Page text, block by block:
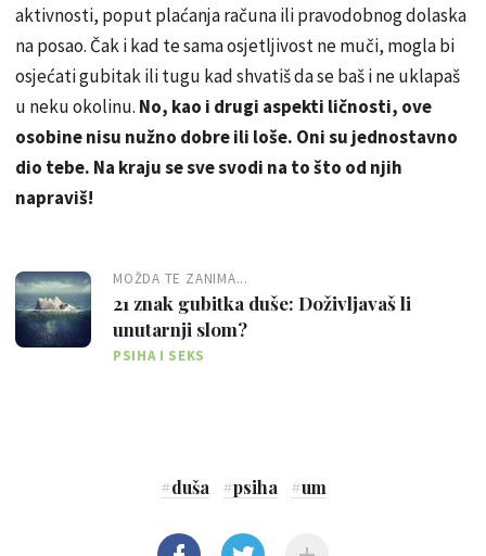
aktivnosti, poput plaćanja računa ili pravodobnog dolaska
na posao. Čak i kad te sama osjetljivost ne muči, mogla bi
osjećati gubitak ili tugu kad shvatiš da se baš i ne uklapaš
u neku okolinu. No, kao i drugi aspekti ličnosti, ove
osobine nisu nužno dobre ili loše. Oni su jednostavno
dio tebe. Na kraju se sve svodi na to što od njih
napraviš!
MOŽDA TE ZANIMA...
21 znak gubitka duše: Doživljavaš li
unutarnji slom?
PSIHA I SEKS
#duša #psiha #um